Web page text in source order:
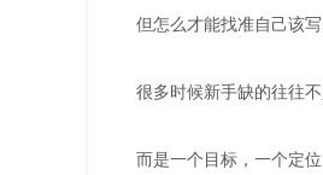
但怎么才能找准自己该
很多时候新手缺的往往
而是一个目标，一个定位